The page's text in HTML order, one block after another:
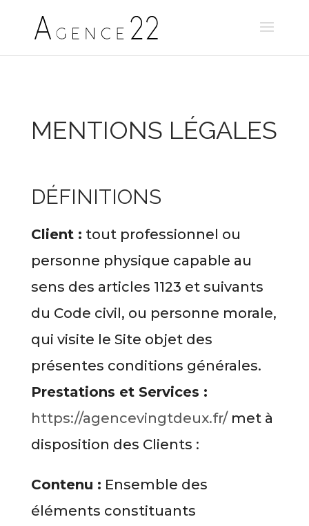
MENTIONS LÉGALES
DÉFINITIONS
Client : tout professionnel ou
personne physique capable au
sens des articles 1123 et suivants
du Code civil, ou personne morale,
qui visite le Site objet des
présentes conditions générales.
Prestations et Services :
https://agencevingtdeux.fr/met à
disposition des Clients :
Contenu : Ensemble des
éléments constituants